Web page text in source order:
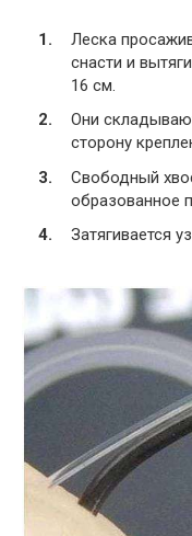
Леска
снасти и
16 см.
Они
сторону
Свободный
образованное
Затягивается